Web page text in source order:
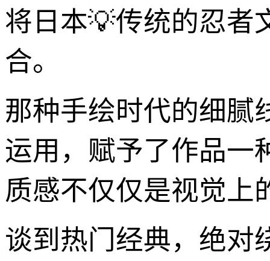
将日本💡传统的忍者
合。
那种手绘时代的细腻
运用，赋予了作品一
质感不仅仅是视觉上
谈到热门经典，绝对